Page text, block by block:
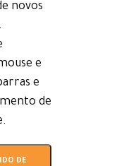
novos
e
e
de
DE